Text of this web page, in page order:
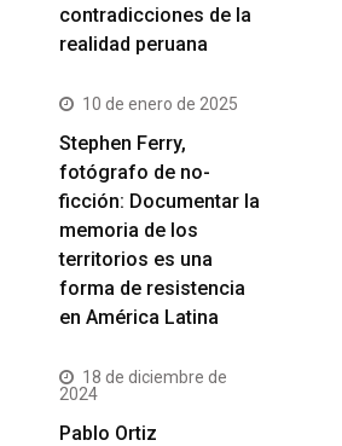
contradicciones de la
realidad peruana
10 de enero de 2025
Stephen Ferry,
fotógrafo de no-
ficción: Documentar la
memoria de los
territorios es una
forma de resistencia
en América Latina
18 de diciembre de
2024
Pablo Ortiz